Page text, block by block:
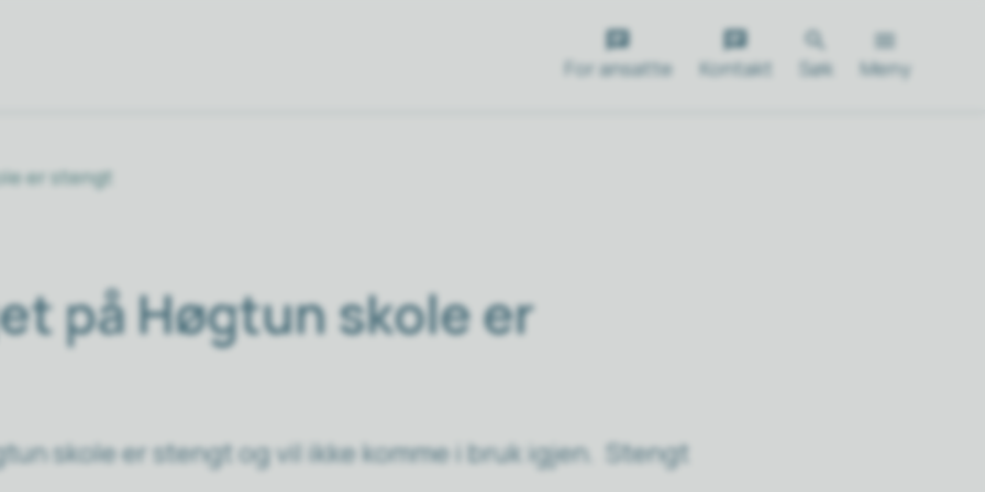
For ansatte Kontakt Søk Meny
er stengt
på Høgtun skole er
skole er stengt og vil ikke komme i bruk igjen. Stengt